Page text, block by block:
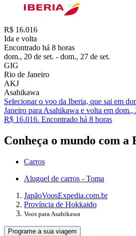
R$ 16.016
Ida e volta
Encontrado há 8 horas
dom., 20 de set. - dom., 27 de set.
GIG
Rio de Janeiro
AKJ
Asahikawa
Selecionar o voo da Iberia, que sai em
Janeiro para Asahikawa e volta em dom.,
R$ 16.016. Encontrado há 8 horas
Conheça o mundo com a
Carros
Aluguel de carros - Toma
JapãoVoosExpedia.com.br
Província de Hokkaido
Voos para Asahikawa
Programe a sua viagem